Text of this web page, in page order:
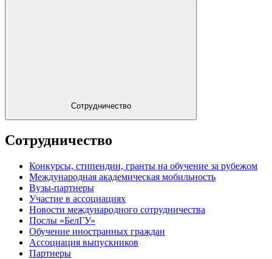
Сотрудничество
Сотрудничество
Конкурсы, стипендии, гранты на обучение за рубежом
Международная академическая мобильность
Вузы-партнеры
Участие в ассоциациях
Новости международного сотрудничества
Послы «БелГУ»
Обучение иностранных граждан
Ассоциация выпускников
Партнеры